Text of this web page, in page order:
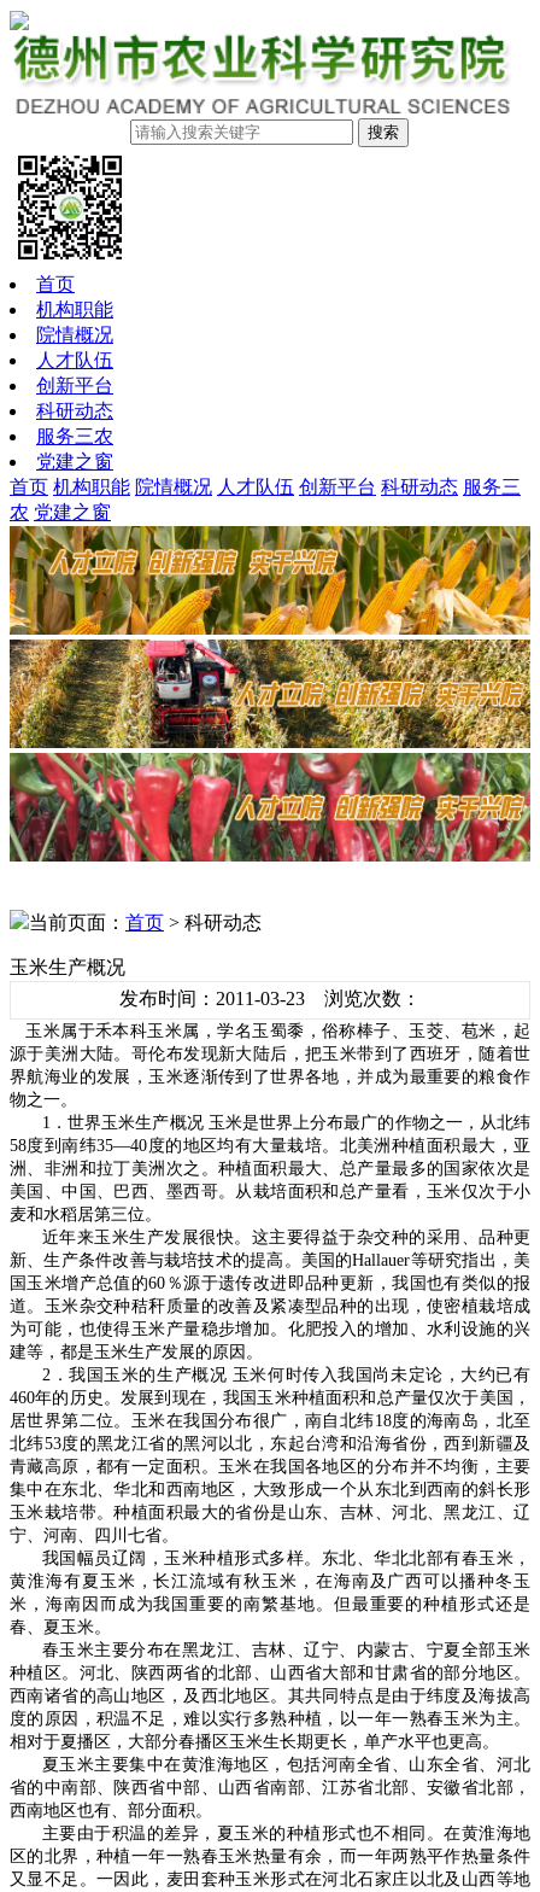
搜索
首页
机构职能
院情概况
人才队伍
创新平台
科研动态
服务三农
党建之窗
首页 机构职能 院情概况 人才队伍 创新平台 科研动态 服务三
农 党建之窗
当前页面： 首页 > 科研动态
玉米生产概况
发布时间：2011-03-23 浏览次数：
玉米属于禾本科玉米属，学名玉蜀黍，俗称棒子、玉茭、苞米，起
源于美洲大陆。哥伦布发现新大陆后，把玉米带到了西班牙，随着世
界航海业的发展，玉米逐渐传到了世界各地，并成为最重要的粮食作
物之一。
1 ．世界玉米生产概况 玉米是世界上分布最广的作物之一，从北纬
58度到南纬35—40度的地区均有大量栽培。北美洲种植面积最大，亚
洲、非洲和拉丁美洲次之。种植面积最大、总产量最多的国家依次是
美国、中国、巴西、墨西哥。从栽培面积和总产量看，玉米仅次于小
麦和水稻居第三位。
近年来玉米生产发展很快。这主要得益于杂交种的采用、品种更
新、生产条件改善与栽培技术的提高。美国的Hallauer等研究指出，美
国玉米增产总值的60 ％源于遗传改进即品种更新，我国也有类似的报
道。玉米杂交种秸秆质量的改善及紧凑型品种的出现，使密植栽培成
为可能，也使得玉米产量稳步增加。化肥投入的增加、水利设施的兴
建等，都是玉米生产发展的原因。
2 ．我国玉米的生产概况 玉米何时传入我国尚未定论，大约已有
460年的历史。发展到现在，我国玉米种植面积和总产量仅次于美国，
居世界第二位。玉米在我国分布很广，南自北纬18度的海南岛，北至
北纬53度的黑龙江省的黑河以北，东起台湾和沿海省份，西到新疆及
青藏高原，都有一定面积。玉米在我国各地区的分布并不均衡，主要
集中在东北、华北和西南地区，大致形成一个从东北到西南的斜长形
玉米栽培带。种植面积最大的省份是山东、吉林、河北、黑龙江、辽
宁、河南、四川七省。
我国幅员辽阔，玉米种植形式多样。东北、华北北部有春玉米，
黄淮海有夏玉米，长江流域有秋玉米，在海南及广西可以播种冬玉
米，海南因而成为我国重要的南繁基地。但最重要的种植形式还是
春、夏玉米。
春玉米主要分布在黑龙江、吉林、辽宁、内蒙古、宁夏全部玉米
种植区。河北、陕西两省的北部、山西省大部和甘肃省的部分地区。
西南诸省的高山地区，及西北地区。其共同特点是由于纬度及海拔高
度的原因，积温不足，难以实行多熟种植，以一年一熟春玉米为主。
相对于夏播区，大部分春播区玉米生长期更长，单产水平也更高。
夏玉米主要集中在黄淮海地区，包括河南全省、山东全省、河北
省的中南部、陕西省中部、山西省南部、江苏省北部、安徽省北部，
西南地区也有、部分面积。
主要由于积温的差异，夏玉米的种植形式也不相同。在黄淮海地
区的北界，种植一年一熟春玉米热量有余，而一年两熟平作热量条件
又显不足。一因此，麦田套种玉米形式在河北石家庄以北及山西等地